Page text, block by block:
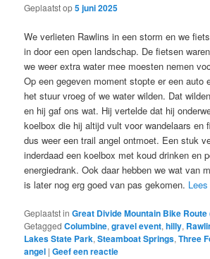
Geplaatst op5 juni 2025
We verlieten Rawlins in een storm en we
in door een open landschap. De fietsen
we weer extra water mee moesten nemen
Op een gegeven moment stopte er een auto
het stuur vroeg of we water wilden. Dat
en hij gaf ons wat. Hij vertelde dat hij
koelbox die hij altijd vult voor wandelaars en
dus weer een trail angel ontmoet. Een stuk
inderdaad een koelbox met koud drinken en
energiedrank. Ook daar hebben we wat van
is later nog erg goed van pas gekomen.
Geplaatst in Great Divide Mountain Bike Route
Getagged Columbine,gravel event,hilly,
Lakes State Park,Steamboat Springs,Three
angel |Geef een reactie